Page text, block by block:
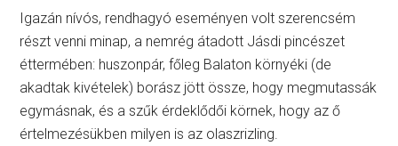
Igazán nívós, rendhagyó eseményen volt szerencsém
részt venni minap, a nemrég átadott Jásdi pincészet
éttermében: huszonpár, főleg Balaton környéki (de
akadtak kivételek) borász jött össze, hogy megmutassák
egymásnak, és a szűk érdeklődői körnek, hogy az ő
értelmezésükben milyen is az olaszrizling.